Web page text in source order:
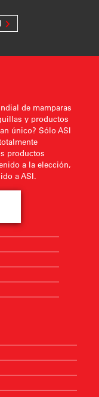
de mamparas
y productos
único? Sólo ASI
productos
a la elección,
a ASI.